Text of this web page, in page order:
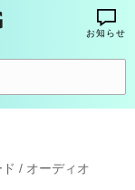
お知らせ
/ オーディオ